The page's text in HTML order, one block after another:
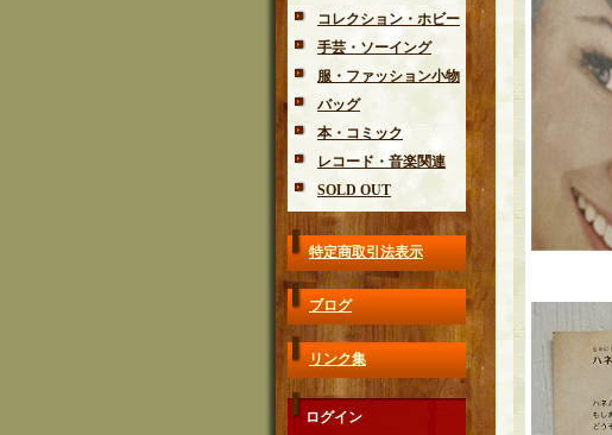
コレクション・ホビー
手芸・ソーイング
服・ファッション小物
バッグ
本・コミック
レコード・音楽関連
SOLD OUT
特定商取引法表示
ブログ
リンク集
ログイン